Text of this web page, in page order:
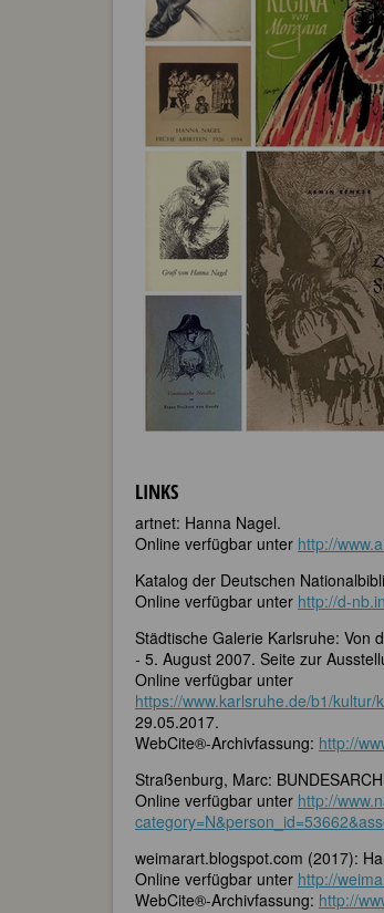
LINKS
artnet: Hanna Nagel.
Online verfügbar unter http://
Katalog der Deutschen
Online verfügbar unter http://d-
Städtische Galerie Karlsruhe: Von
- 5. August 2007. Seite zur
Online verfügbar unter
https://www.karlsruhe.de/b1/
29.05.2017.
WebCite®-Archivfassung: http://
Straßenburg, Marc:
Online verfügbar unter http://
weimarart.blogspot.com (2017):
Online verfügbar unter http://
WebCite®-Archivfassung: http://